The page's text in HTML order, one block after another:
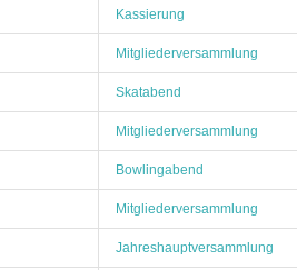
Kassierung
Mitgliederversammlung
Skatabend
Mitgliederversammlung
Bowlingabend
Mitgliederversammlung
Jahreshauptversammlung